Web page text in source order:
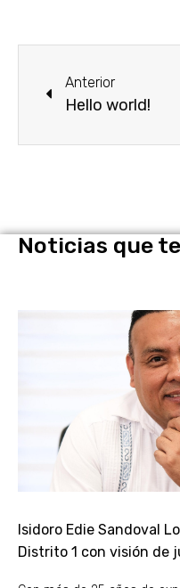
Anterior
Hello world!
Noticias que
Isidoro Edie Sandoval
Distrito 1 con visión de